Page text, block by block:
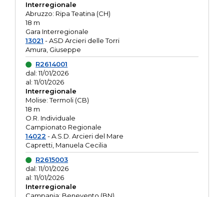
Interregionale
Abruzzo: Ripa Teatina (CH)
18 m
Gara Interregionale
13021 - ASD Arcieri delle Torri
Amura, Giuseppe
R2614001
dal: 11/01/2026
al: 11/01/2026
Interregionale
Molise: Termoli (CB)
18 m
O.R. Individuale
Campionato Regionale
14022 - A.S.D. Arcieri del Mare
Capretti, Manuela Cecilia
R2615003
dal: 11/01/2026
al: 11/01/2026
Interregionale